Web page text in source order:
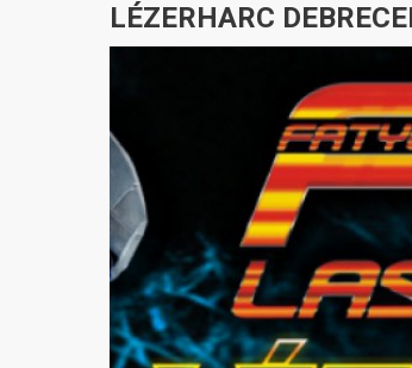
LÉZERHARC